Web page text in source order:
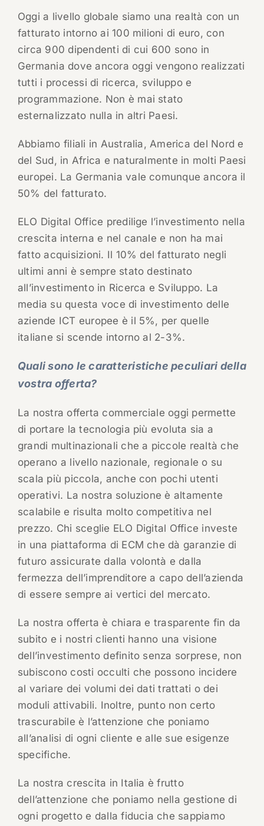
Oggi a livello globale siamo una realtà con un
fatturato intorno ai 100 milioni di euro, con
circa 900 dipendenti di cui 600 sono in
Germania dove ancora oggi vengono realizzati
tutti i processi di ricerca, sviluppo e
programmazione. Non è mai stato
esternalizzato nulla in altri Paesi.
Abbiamo filiali in Australia, America del Nord e
del Sud, in Africa e naturalmente in molti Paesi
europei. La Germania vale comunque ancora il
50% del fatturato.
ELO Digital Office predilige l’investimento nella
crescita interna e nel canale e non ha mai
fatto acquisizioni. Il 10% del fatturato negli
ultimi anni è sempre stato destinato
all’investimento in Ricerca e Sviluppo. La
media su questa voce di investimento delle
aziende ICT europee è il 5%, per quelle
italiane si scende intorno al 2-3%.
Quali sono le caratteristiche peculiari della
vostra offerta?
La nostra offerta commerciale oggi permette
di portare la tecnologia più evoluta sia a
grandi multinazionali che a piccole realtà che
operano a livello nazionale, regionale o su
scala più piccola, anche con pochi utenti
operativi. La nostra soluzione è altamente
scalabile e risulta molto competitiva nel
prezzo. Chi sceglie ELO Digital Office investe
in una piattaforma di ECM che dà garanzie di
futuro assicurate dalla volontà e dalla
fermezza dell’imprenditore a capo dell’azienda
di essere sempre ai vertici del mercato.
La nostra offerta è chiara e trasparente fin da
subito e i nostri clienti hanno una visione
dell’investimento definito senza sorprese, non
subiscono costi occulti che possono incidere
al variare dei volumi dei dati trattati o dei
moduli attivabili. Inoltre, punto non certo
trascurabile è l’attenzione che poniamo
all’analisi di ogni cliente e alle sue esigenze
specifiche.
La nostra crescita in Italia è frutto
dell’attenzione che poniamo nella gestione di
ogni progetto e dalla fiducia che sappiamo